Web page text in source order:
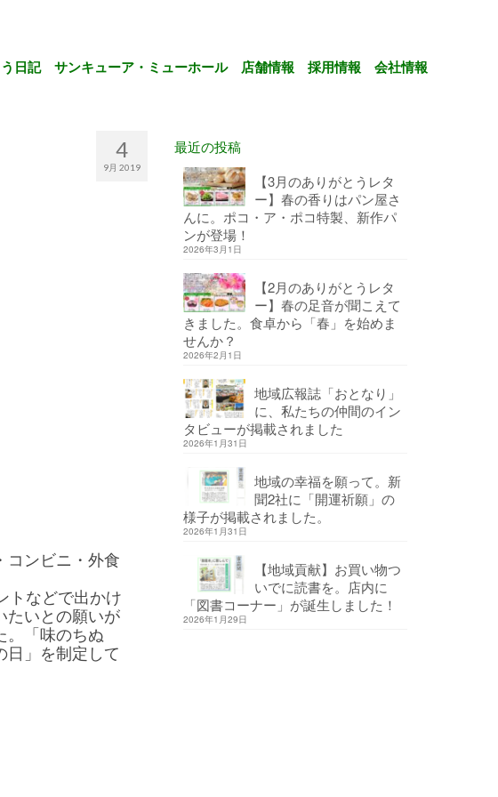
日記 サンキューア・ミューホール 店舗情報 採用情報 会社情報
4
9月 2019
コンビニ・外食
トなどで出かけ
たいとの願いが
。「味のちぬ
日」を制定して
最近の投稿
【3月のありがとうレタ
ー】春の香りはパン屋さ
んに。ポコ・ア・ポコ特製、新作パ
ンが登場！
2026年3月1日
【2月のありがとうレタ
ー】春の足音が聞こえて
きました。食卓から「春」を始めま
せんか？
2026年2月1日
地域広報誌「おとなり」
に、私たちの仲間のイン
タビューが掲載されました
2026年1月31日
地域の幸福を願って。新
聞2社に「開運祈願」の
様子が掲載されました。
2026年1月31日
【地域貢献】お買い物つ
いでに読書を。店内に
「図書コーナー」が誕生しました！
2026年1月29日